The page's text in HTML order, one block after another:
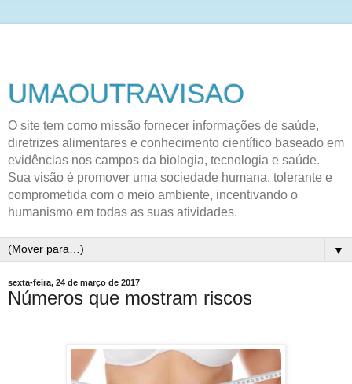
UMAOUTRAVISAO
O site tem como missão fornecer informações de saúde,
diretrizes alimentares e conhecimento científico baseado em
evidências nos campos da biologia, tecnologia e saúde.
Sua visão é promover uma sociedade humana, tolerante e
comprometida com o meio ambiente, incentivando o
humanismo em todas as suas atividades.
▼
sexta-feira, 24 de março de 2017
Números que mostram riscos